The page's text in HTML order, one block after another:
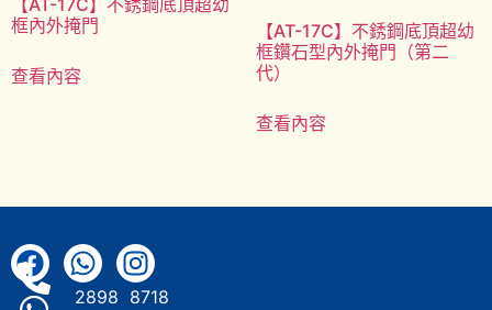
【AT-17C】不銹鋼底頂超幼
框內外掩門
查看內容
【AT-17C】不銹鋼底頂超幼
框鑽石型內外掩門（第二
代）
查看內容
2898 8718